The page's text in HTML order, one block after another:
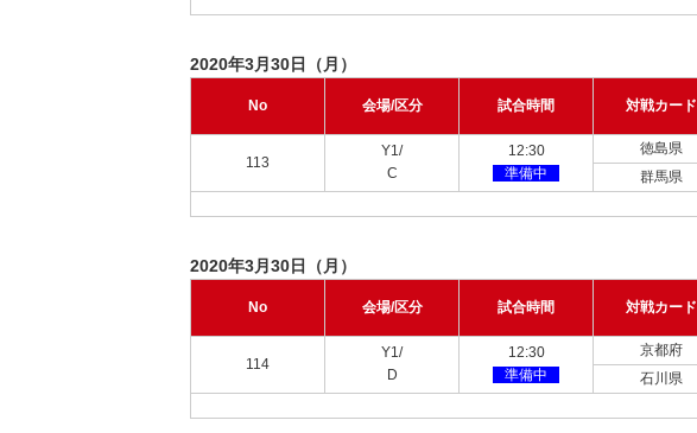
2020年3月30日（月）
No 会場/区分 試合時間 対戦カード
113
Y1/
C
12:30
準備中
徳島県
群馬県
2020年3月30日（月）
No 会場/区分 試合時間 対戦カード
114
Y1/
D
12:30
準備中
京都府
石川県